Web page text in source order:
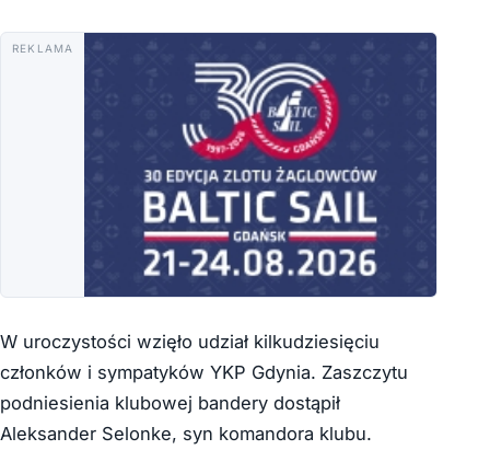
REKLAMA
W uroczystości wzięło udział kilkudziesięciu
członków i sympatyków YKP Gdynia. Zaszczytu
podniesienia klubowej bandery dostąpił
Aleksander Selonke, syn komandora klubu.